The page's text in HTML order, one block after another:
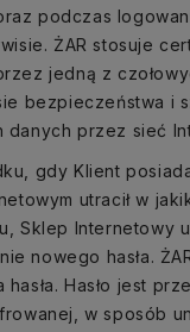
podczas
ŻAR stosuje
jedną z
bezpieczeństwa i
danych przez sieć
gdy Klient
utracił w
Sklep Internetowy
nowego hasła.
Hasło jest
w sposób